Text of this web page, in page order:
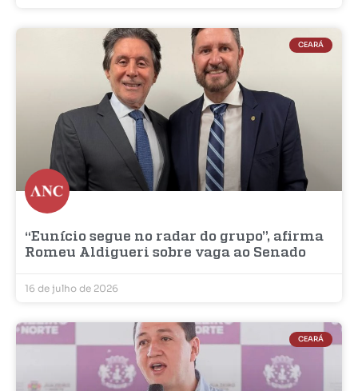
CEARÁ
“Eunício segue no radar do grupo”, afirma
Romeu Aldigueri sobre vaga ao Senado
16 de julho de 2026
CEARÁ